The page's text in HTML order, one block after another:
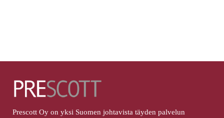
Prescott Oy on yksi Suomen johtavista täyden palvelun